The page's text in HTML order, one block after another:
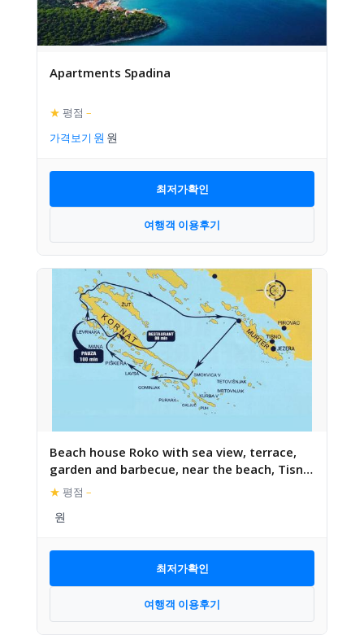
Apartments Spadina
★ 평점 –
가격보기
최저가확인
여행객 이용후기
Beach house Roko with sea view, terrace,
garden and barbecue, near the beach, Tisno,
Dalmatia
★ 평점 –
최저가확인
여행객 이용후기